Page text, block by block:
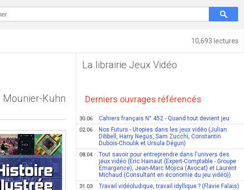
10,693 lectures
Mounier-Kuhn
La librairie Jeux Vidéo
Derniers ouvrages référencés
30.06 Cahiers français N° 452 - Quand tout devient jeu
02.06
Nos Futurs - Utopies dans les jeux vidéo (Julian
Dibbell, Harry Negus, Sam Zucchi, Constantin
Dubois-Choulik et Ursula Dégun)
08.04
Tout savoir pour entreprendre dans l'univers des
jeux vidéo (Eric Hainaut (Expert-Comptable - Groupe
Emargence), Jean-Marc Mojica (Avocat) et Laurent
Michaud (Consultant en économie du jeu vidéo))
31.03 Travail vidéoludique, travail idyllique ? (Flavie Falais)